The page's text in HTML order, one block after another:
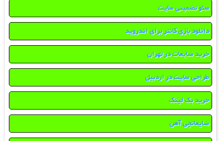
سئو تضمینی سایت
دانلود بازی کانتر برای اندروید
خرید ضایعات در تهران
طراحی سایت در اردبیل
خرید بک لینک
ضایعاتچی آهن